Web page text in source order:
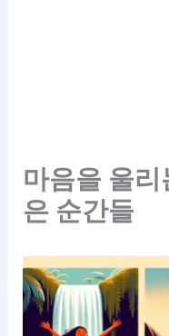
마음을 울
은 순간들